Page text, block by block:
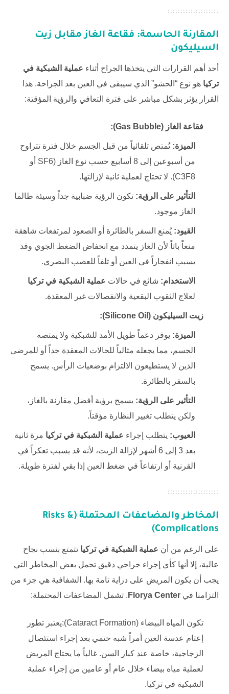
المقارنة الحاسمة: فقاعة الغاز مقابل زيت
السيليكون
أحد أهم القرارات التي يتخذها الجراح أثناء عملية الشبكية في
تركيا هو نوع “الحشو” الذي سيبقى في العين بعد الجراحة. هذا
القرار يؤثر بشكل مباشر على فترة التعافي والرؤية المؤقتة:
فقاعة الغاز (Gas Bubble):
الميزة: تُمتص تلقائياً من قبل الجسم خلال فترة تتراوح
من أسبوعين إلى 8 أسابيع حسب نوع الغاز (SF6 أو
C3F8). لا تحتاج لعملية ثانية لإزالتها.
التأثير على الرؤية: تكون الرؤية ضبابية جداً وسيئة طالما
الغاز موجود.
القيود: يُمنع السفر بالطائرة أو الصعود لمرتفعات شاهقة
منعاً باتاً لأن الغاز يتمدد مع انخفاض الضغط الجوي وقد
يسبب انفجاراً في العين أو تلفاً للعصب البصري.
الاستخدام: شائع في حالات عملية الشبكية في تركيا
لعلاج الثقوب البقعية والانفصالات غير المعقدة.
زيت السيليكون (Silicone Oil):
الميزة: يوفر دعماً طويل الأمد للشبكية ولا يمتصه
الجسم، مما يجعله مثالياً للحالات المعقدة جداً أو للمرضى
الذين لا يستطيعون الالتزام بوضعيات الرأس. يسمح
بالسفر بالطائرة.
التأثير على الرؤية: يسمح برؤية أفضل مقارنة بالغاز،
ولكن يتطلب تغيير النظارة مؤقتاً.
العيوب: يتطلب إجراء عملية الشبكية في تركيا مرة ثانية
بعد 3 إلى 6 أشهر لإزالة الزيت، لأنه قد يسبب تعكراً في
القرنية أو ارتفاعاً في ضغط العين إذا بقي لفترة طويلة.
المخاطر والمضاعفات المحتملة (Risks &
Complications)
على الرغم من أن عملية الشبكية في تركيا تتمتع بنسب نجاح
عالية، إلا أنها كأي إجراء جراحي دقيق تحمل بعض المخاطر التي
يجب أن يكون المريض على دراية تامة بها. الشفافية هي جزء من
التزامنا في Florya Center . تشمل المضاعفات المحتملة:
تكون المياه البيضاء (Cataract Formation):يعتبر تطور
إعتام عدسة العين أمراً شبه حتمي بعد إجراء استئصال
الزجاجية، خاصة عند كبار السن. غالباً ما يحتاج المريض
لعملية مياه بيضاء خلال عام أو عامين من إجراء عملية
الشبكية في تركيا.